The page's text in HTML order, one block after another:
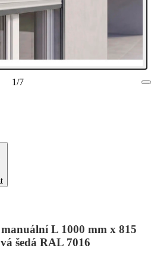
1/7
L 1000 mm x 815
šedá RAL 7016